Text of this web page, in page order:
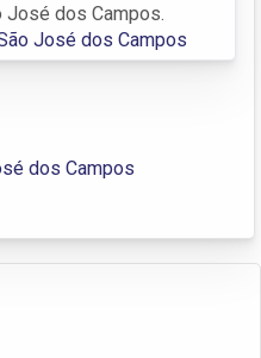
José dos Campos.
José dos Campos
dos Campos